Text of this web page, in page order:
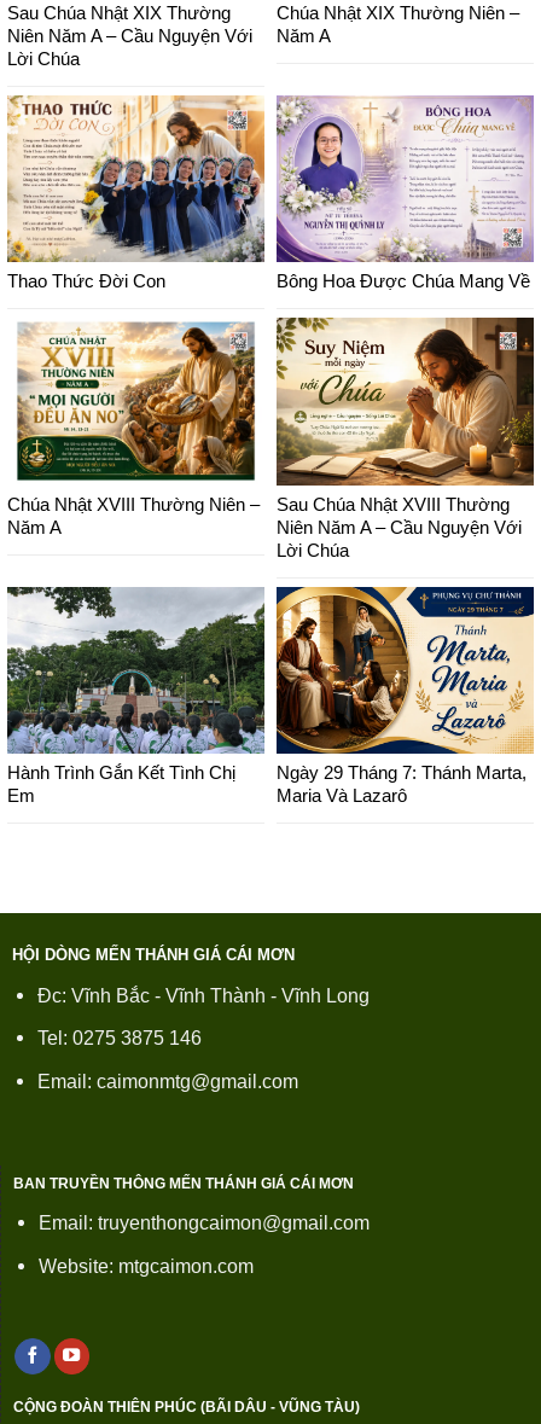
Sau Chúa Nhật XIX Thường
Niên Năm A – Cầu Nguyện Với
Lời Chúa
Chúa Nhật XIX Thường Niên –
Năm A
Thao Thức Đời Con Bông Hoa Được Chúa Mang Về
Chúa Nhật XVIII Thường Niên –
Năm A
Sau Chúa Nhật XVIII Thường
Niên Năm A – Cầu Nguyện Với
Lời Chúa
Hành Trình Gắn Kết Tình Chị
Em
Ngày 29 Tháng 7: Thánh Marta,
Maria Và Lazarô
HỘI DÒNG MẾN THÁNH GIÁ CÁI MƠN
Đc: Vĩnh Bắc - Vĩnh Thành - Vĩnh Long
Tel: 0275 3875 146
Email: caimonmtg@gmail.com
BAN TRUYỀN THÔNG MẾN THÁNH GIÁ CÁI MƠN
Email: truyenthongcaimon@gmail.com
Website: mtgcaimon.com
CỘNG ĐOÀN THIÊN PHÚC (BÃI DÂU - VŨNG TÀU)